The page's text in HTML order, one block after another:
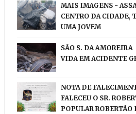
MAIS IMAGENS -
CENTRO DA CIDADE,
UMA JOVEM
SÃO S. DA AMOREIRA
VIDA EM ACIDENTE
NOTA DE
FALECEU O SR.
POPULAR